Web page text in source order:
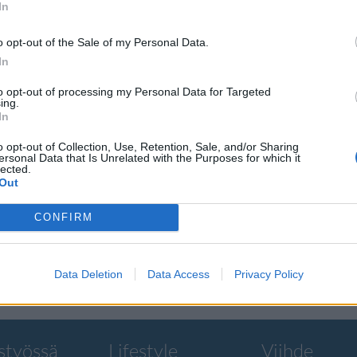
opt-out of the Sale of my Personal Data.
opt-out of processing my Personal Data for Targeted
opt-out of Collection, Use, Retention, Sale, and/or Sharing
Data that Is Unrelated with the Purposes for which it
CONFIRM
Data Deletion Data Access Privacy Policy
on kasvanut
Lifestyle Viihde